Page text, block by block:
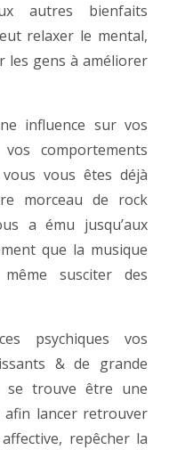
autres bienfaits
relaxer le mental,
les gens à améliorer
influence sur vos
comportements
vous êtes déjà
morceau de rock
a ému jusqu’aux
que la musique
susciter des
psychiques vos
& de grande
se trouve être une
lancer retrouver
repêcher la